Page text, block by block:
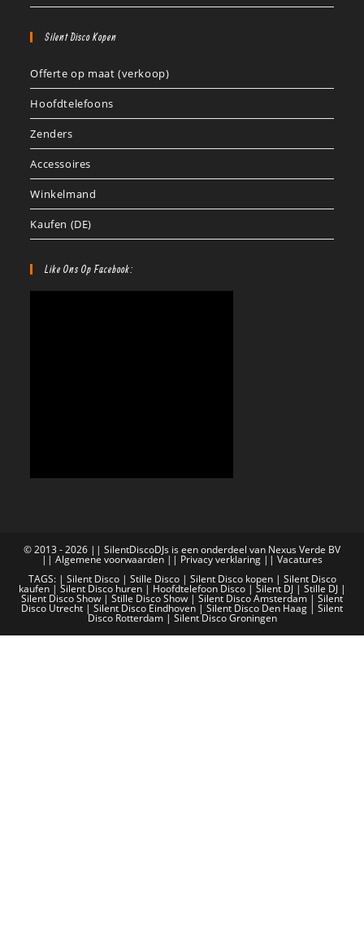
Silent Disco Kopen
Offerte op maat (verkoop)
Hoofdtelefoons
Zenders
Accessoires
Winkelmand
Kaufen (DE)
Like Ons Op Facebook:
© 2013 - 2026 || SilentDiscoDJs is een onderdeel van Nexus Verde BV
|| Algemene voorwaarden || Privacy verklaring || Vacatures
TAGS: | Silent Disco| Stille Disco | Silent Disco kopen | Silent Disco
kaufen | Silent Disco huren| Hoofdtelefoon Disco | Silent DJ | Stille DJ |
Silent Disco Show | Stille Disco Show | Silent Disco Amsterdam | Silent
Disco Utrecht | Silent Disco Eindhoven | Silent Disco Den Haag Silent
Disco Rotterdam | Silent Disco Groningen